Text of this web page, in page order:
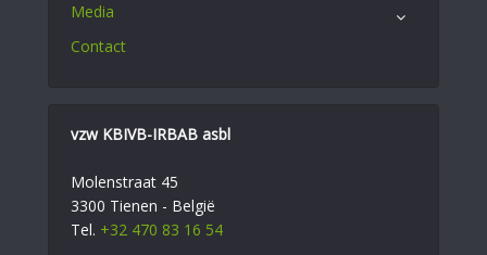
Media
Contact
vzw KBIVB-IRBAB asbl
Molenstraat 45
3300 Tienen - België
Tel. +32 470 83 16 54